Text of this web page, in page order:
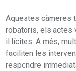
Aquestes càmeres
robatoris, els actes
il·lícites. A més,
faciliten les
respondre